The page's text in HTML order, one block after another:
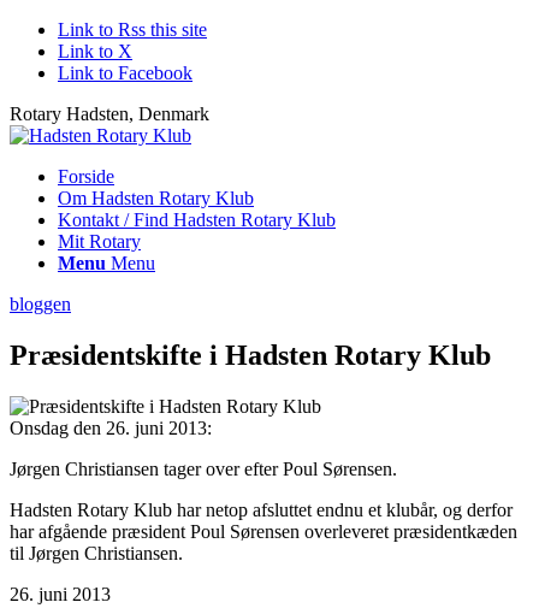
Link to Rss this site
Link to X
Link to Facebook
Rotary Hadsten, Denmark
Forside
Om Hadsten Rotary Klub
Kontakt / Find Hadsten Rotary Klub
Mit Rotary
Menu Menu
bloggen
Præsidentskifte i Hadsten Rotary Klub
Onsdag den 26. juni 2013:
Jørgen Christiansen tager over efter Poul Sørensen.
Hadsten Rotary Klub har netop afsluttet endnu et klubår, og derfor
har afgående præsident Poul Sørensen overleveret præsidentkæden
til Jørgen Christiansen.
26. juni 2013